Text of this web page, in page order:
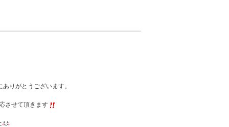
りがとうございます。
させて頂きます